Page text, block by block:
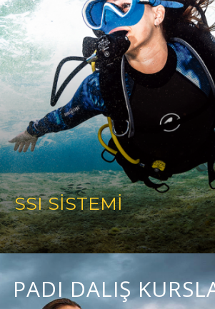
SSI SİSTEMİ
PADI DALIŞ